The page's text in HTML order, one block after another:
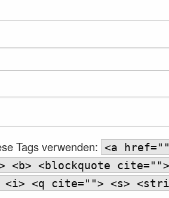
Tags verwenden: <a
<b> <blockquote
<i> <q cite=""> <s>